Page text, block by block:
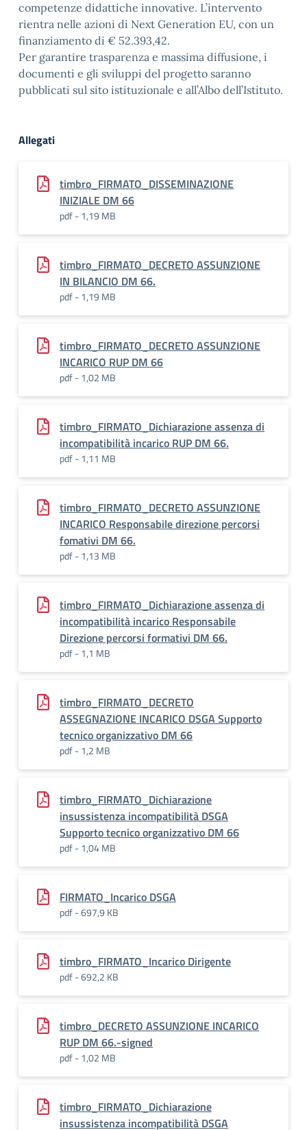
competenze didattiche innovative. L’intervento
rientra nelle azioni di Next Generation EU, con un
finanziamento di € 52.393,42.
Per garantire trasparenza e massima diffusione, i
documenti e gli sviluppi del progetto saranno
pubblicati sul sito istituzionale e all’Albo dell’Istituto.
Allegati
timbro_FIRMATO_DISSEMINAZIONE
INIZIALE DM 66
pdf - 1,19 MB
timbro_FIRMATO_DECRETO ASSUNZIONE
IN BILANCIO DM 66.
pdf - 1,19 MB
timbro_FIRMATO_DECRETO ASSUNZIONE
INCARICO RUP DM 66
pdf - 1,02 MB
timbro_FIRMATO_Dichiarazione assenza di
incompatibilità incarico RUP DM 66.
pdf - 1,11 MB
timbro_FIRMATO_DECRETO ASSUNZIONE
INCARICO Responsabile direzione percorsi
fomativi DM 66.
pdf - 1,13 MB
timbro_FIRMATO_Dichiarazione assenza di
incompatibilità incarico Responsabile
Direzione percorsi formativi DM 66.
pdf - 1,1 MB
timbro_FIRMATO_DECRETO
ASSEGNAZIONE INCARICO DSGA Supporto
tecnico organizzativo DM 66
pdf - 1,2 MB
timbro_FIRMATO_Dichiarazione
insussistenza incompatibilità DSGA
Supporto tecnico organizzativo DM 66
pdf - 1,04 MB
FIRMATO_Incarico DSGA
pdf - 697,9 KB
timbro_FIRMATO_Incarico Dirigente
pdf - 692,2 KB
timbro_DECRETO ASSUNZIONE INCARICO
RUP DM 66.-signed
pdf - 1,02 MB
timbro_FIRMATO_Dichiarazione
insussistenza incompatibilità DSGA